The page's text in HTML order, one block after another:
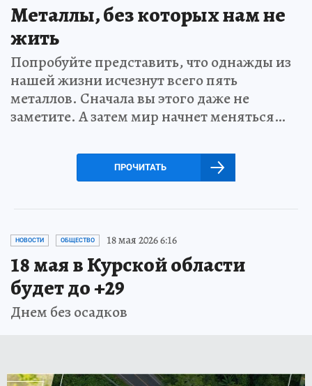
Металлы, без которых нам не
жить
Попробуйте представить, что однажды из
нашей жизни исчезнут всего пять
металлов. Сначала вы этого даже не
заметите. А затем мир начнет меняться…
ПРОЧИТАТЬ
НОВОСТИ ОБЩЕСТВО 18 мая 2026 6:16
18 мая в Курской области
будет до +29
Днем без осадков